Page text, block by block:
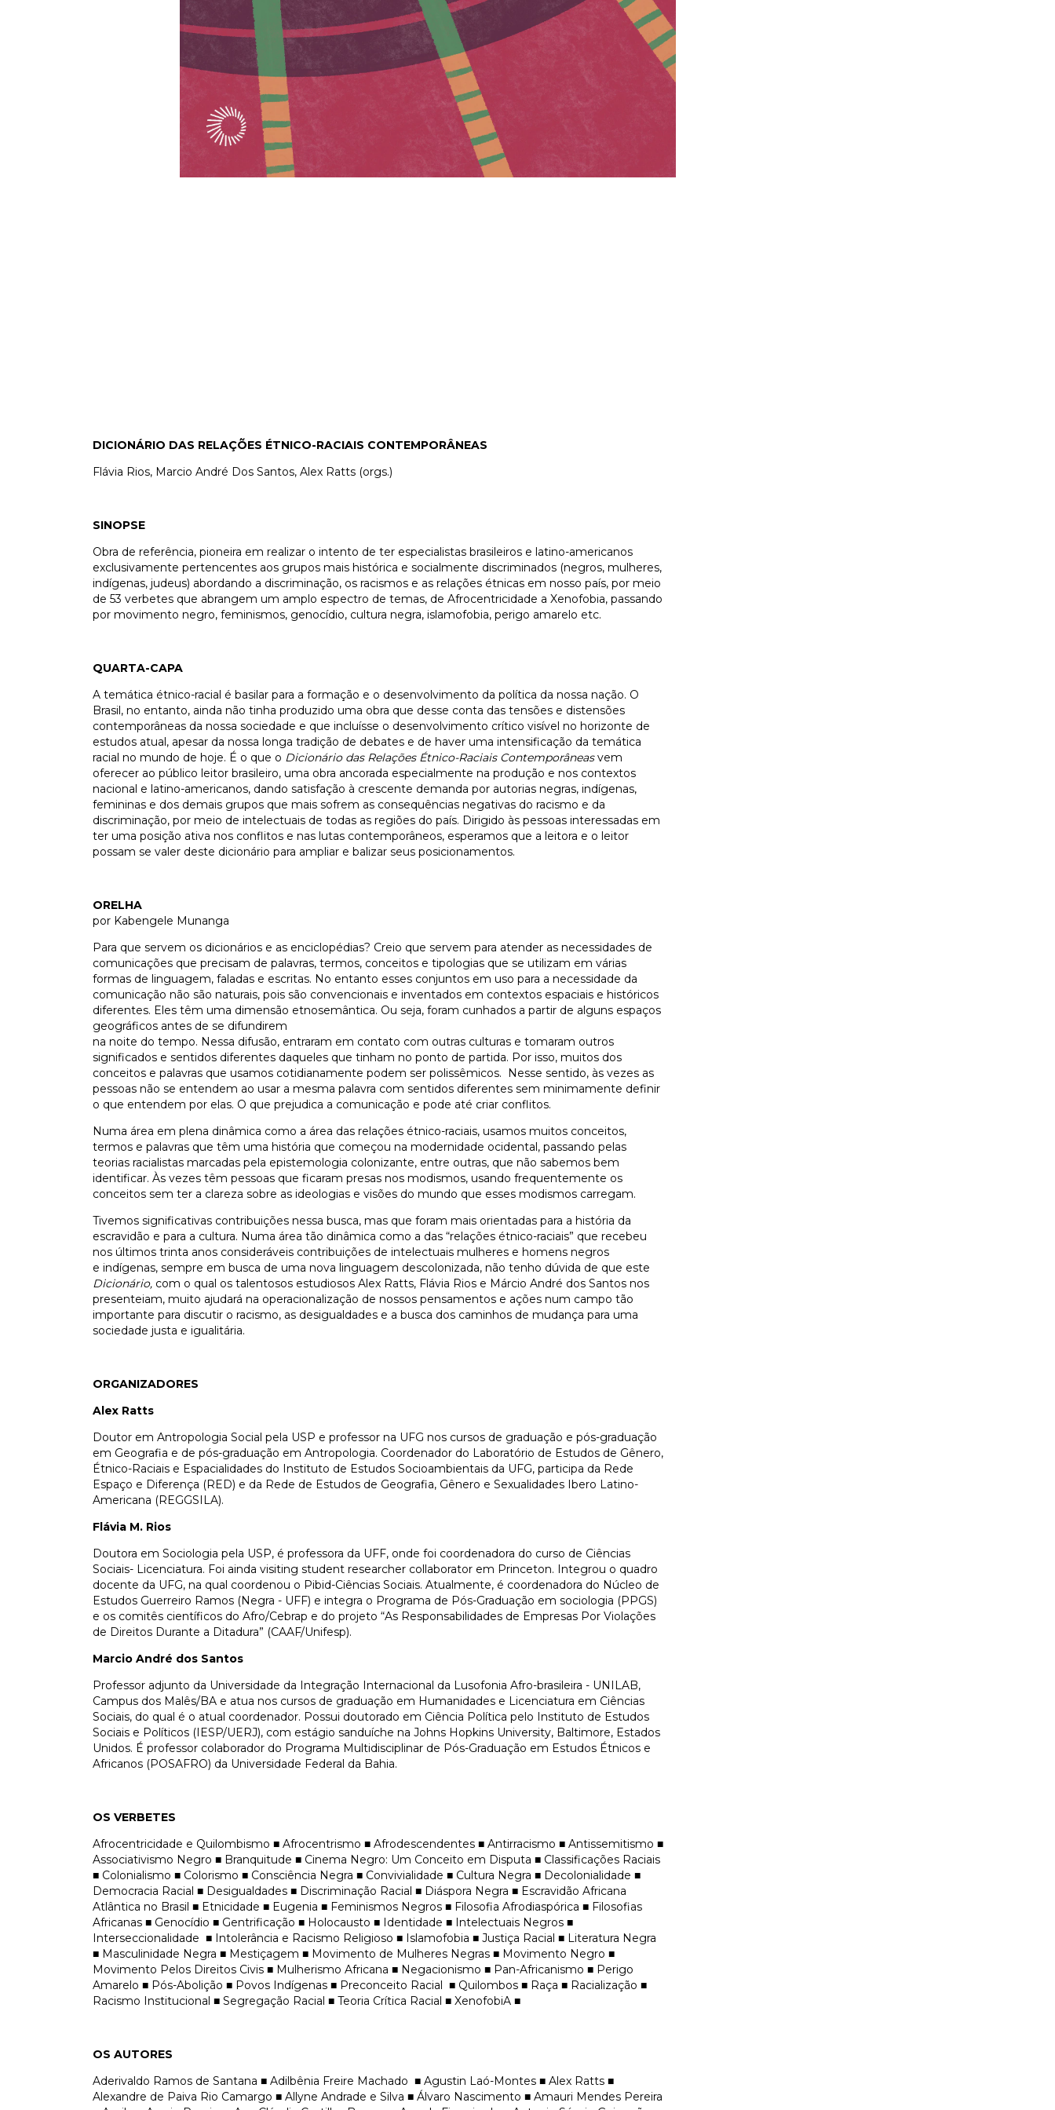
DICIONÁRIO DAS RELAÇÕES ÉTNICO-RACIAIS CONTEMPORÂNEAS
Flávia Rios, Marcio André Dos Santos, Alex Ratts (orgs.)
SINOPSE
Obra de referência, pioneira em realizar o intento de ter especialistas brasileiros e latino-americanos
exclusivamente pertencentes aos grupos mais histórica e socialmente discriminados (negros, mulheres,
indígenas, judeus) abordando a discriminação, os racismos e as relações étnicas em nosso país, por meio
de 53 verbetes que abrangem um amplo espectro de temas, de Afrocentricidade a Xenofobia, passando
por movimento negro, feminismos, genocídio, cultura negra, islamofobia, perigo amarelo etc.
QUARTA-CAPA
A temática étnico-racial é basilar para a formação e o desenvolvimento da política da nossa nação. O
Brasil, no entanto, ainda não tinha produzido uma obra que desse conta das tensões e distensões
contemporâneas da nossa sociedade e que incluísse o desenvolvimento crítico visível no horizonte de
estudos atual, apesar da nossa longa tradição de debates e de haver uma intensificação da temática
racial no mundo de hoje. É o que o Dicionário das Relações Étnico-Raciais Contemporâneasvem
oferecer ao público leitor brasileiro, uma obra ancorada especialmente na produção e nos contextos
nacional e latino-americanos, dando satisfação à crescente demanda por autorias negras, indígenas,
femininas e dos demais grupos que mais sofrem as consequências negativas do racismo e da
discriminação, por meio de intelectuais de todas as regiões do país. Dirigido às pessoas interessadas em
ter uma posição ativa nos conflitos e nas lutas contemporâneos, esperamos que a leitora e o leitor
possam se valer deste dicionário para ampliar e balizar seus posicionamentos.
ORELHA
por Kabengele Munanga
Para que servem os dicionários e as enciclopédias? Creio que servem para atender as necessidades de
comunicações que precisam de palavras, termos, conceitos e tipologias que se utilizam em várias
formas de linguagem, faladas e escritas. No entanto esses conjuntos em uso para a necessidade da
comunicação não são naturais, pois são convencionais e inventados em contextos espaciais e históricos
diferentes. Eles têm uma dimensão etnosemântica. Ou seja, foram cunhados a partir de alguns espaços
geográficos antes de se difundirem
na noite do tempo. Nessa difusão, entraram em contato com outras culturas e tomaram outros
significados e sentidos diferentes daqueles que tinham no ponto de partida. Por isso, muitos dos
conceitos e palavras que usamos cotidianamente podem ser polissêmicos. Nesse sentido, às vezes as
pessoas não se entendem ao usar a mesma palavra com sentidos diferentes sem minimamente definir
o que entendem por elas. O que prejudica a comunicação e pode até criar conflitos.
Numa área em plena dinâmica como a área das relações étnico-raciais, usamos muitos conceitos,
termos e palavras que têm uma história que começou na modernidade ocidental, passando pelas
teorias racialistas marcadas pela epistemologia colonizante, entre outras, que não sabemos bem
identificar. Às vezes têm pessoas que ficaram presas nos modismos, usando frequentemente os
conceitos sem ter a clareza sobre as ideologias e visões do mundo que esses modismos carregam.
Tivemos significativas contribuições nessa busca, mas que foram mais orientadas para a história da
escravidão e para a cultura. Numa área tão dinâmica como a das “relações étnico-raciais” que recebeu
nos últimos trinta anos consideráveis contribuições de intelectuais mulheres e homens negros
e indígenas, sempre em busca de uma nova linguagem descolonizada, não tenho dúvida de que este
Dicionário, com o qual os talentosos estudiosos Alex Ratts, Flávia Rios e Márcio André dos Santos nos
presenteiam, muito ajudará na operacionalização de nossos pensamentos e ações num campo tão
importante para discutir o racismo, as desigualdades e a busca dos caminhos de mudança para uma
sociedade justa e igualitária.
ORGANIZADORES
Alex Ratts
Doutor em Antropologia Social pela USP e professor na UFG nos cursos de graduação e pós-graduação
em Geografia e de pós-graduação em Antropologia. Coordenador do Laboratório de Estudos de Gênero,
Étnico-Raciais e Espacialidades do Instituto de Estudos Socioambientais da UFG, participa da Rede
Espaço e Diferença (RED) e da Rede de Estudos de Geografia, Gênero e Sexualidades Ibero Latino-
Americana (REGGSILA).
Flávia M. Rios
Doutora em Sociologia pela USP, é professora da UFF, onde foi coordenadora do curso de Ciências
Sociais- Licenciatura. Foi ainda visiting student researcher collaborator em Princeton. Integrou o quadro
docente da UFG, na qual coordenou o Pibid-Ciências Sociais. Atualmente, é coordenadora do Núcleo de
Estudos Guerreiro Ramos (Negra - UFF) e integra o Programa de Pós-Graduação em sociologia (PPGS)
e os comitês científicos do Afro/Cebrap e do projeto “As Responsabilidades de Empresas Por Violações
de Direitos Durante a Ditadura” (CAAF/Unifesp).
Marcio André dos Santos
Professor adjunto da Universidade da Integração Internacional da Lusofonia Afro-brasileira - UNILAB,
Campus dos Malês/BA e atua nos cursos de graduação em Humanidades e Licenciatura em Ciências
Sociais, do qual é o atual coordenador. Possui doutorado em Ciência Política pelo Instituto de Estudos
Sociais e Políticos (IESP/UERJ), com estágio sanduíche na Johns Hopkins University, Baltimore, Estados
Unidos. É professor colaborador do Programa Multidisciplinar de Pós-Graduação em Estudos Étnicos e
Africanos (POSAFRO) da Universidade Federal da Bahia.
OS VERBETES
Afrocentricidade e Quilombismo ■ Afrocentrismo ■ Afrodescendentes ■ Antirracismo ■ Antissemitismo ■
Associativismo Negro ■ Branquitude ■ Cinema Negro: Um Conceito em Disputa ■ Classificações Raciais
■ Colonialismo ■ Colorismo ■ Consciência Negra ■ Convivialidade ■ Cultura Negra ■ Decolonialidade ■
Democracia Racial ■ Desigualdades ■ Discriminação Racial ■ Diáspora Negra ■ Escravidão Africana
Atlântica no Brasil ■ Etnicidade ■ Eugenia ■ Feminismos Negros ■ Filosofia Afrodiaspórica ■ Filosofias
Africanas ■ Genocídio ■ Gentrificação ■ Holocausto ■ Identidade ■ Intelectuais Negros ■
Interseccionalidade ■ Intolerância e Racismo Religioso ■ Islamofobia ■ Justiça Racial ■ Literatura Negra
■ Masculinidade Negra ■ Mestiçagem ■ Movimento de Mulheres Negras ■ Movimento Negro ■
Movimento Pelos Direitos Civis ■ Mulherismo Africana ■ Negacionismo ■ Pan-Africanismo ■ Perigo
Amarelo ■ Pós-Abolição ■ Povos Indígenas ■ Preconceito Racial ■ Quilombos ■ Raça ■ Racialização ■
Racismo Institucional ■ Segregação Racial ■ Teoria Crítica Racial ■ XenofobiA ■
OS AUTORES
Aderivaldo Ramos de Santana ■ Adilbênia Freire Machado ■ Agustin Laó-Montes ■ Alex Ratts ■
Alexandre de Paiva Rio Camargo ■ Allyne Andrade e Silva ■ Álvaro Nascimento ■ Amauri Mendes Pereira